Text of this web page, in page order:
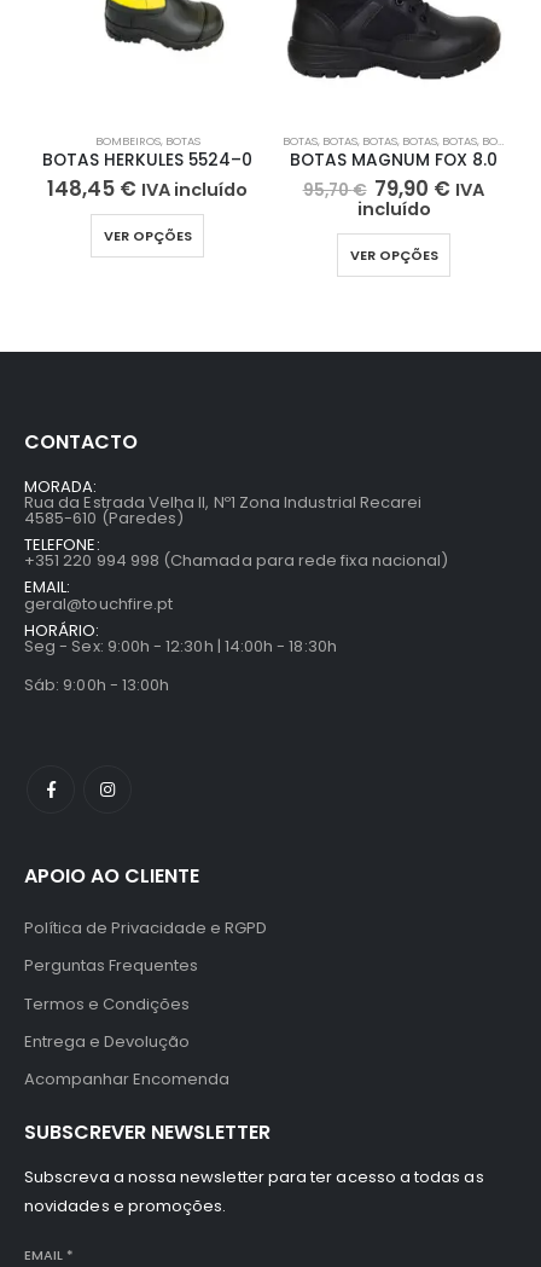
BOMBEIROS, BOTAS
BOTAS HERKULES 5524–0
148,45 € IVA incluído
VER OPÇÕES
BOTAS, BOTAS, BOTAS, BOTAS, BOTAS, BOTAS
BOTAS MAGNUM FOX 8.0
95,70€ 79,90 € IVA
incluído
VER OPÇÕES
CONTACTO
MORADA:
Rua da Estrada Velha II, Nº1 Zona Industrial Recarei
4585-610 (Paredes)
TELEFONE:
+351 220 994 998 (Chamada para rede fixa nacional)
EMAIL:
geral@touchfire.pt
HORÁRIO:
Seg - Sex: 9:00h - 12:30h | 14:00h - 18:30h
Sáb: 9:00h - 13:00h
APOIO AO CLIENTE
Política de Privacidade e RGPD
Perguntas Frequentes
Termos e Condições
Entrega e Devolução
Acompanhar Encomenda
SUBSCREVER NEWSLETTER
Subscreva a nossa newsletter para ter acesso a todas as
novidades e promoções.
EMAIL *